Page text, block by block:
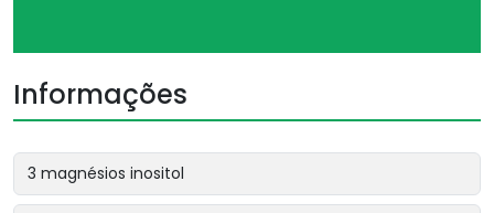
Informações
3 magnésios inositol